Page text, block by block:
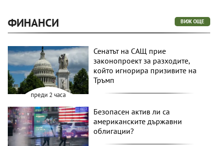
ФИНАНСИ ВИЖ ОЩЕ
преди 2 часа
Сенатът на САЩ прие
законопроект за разходите,
който игнорира призивите на
Тръмп
Безопасен актив ли са
американските държавни
облигации?